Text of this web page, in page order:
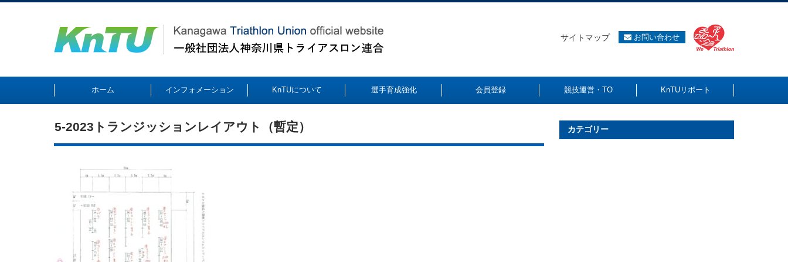
サイトマップ お問い合わせ
ホーム インフォメーション KnTUについて 選手育成強化 会員登録 競技運営・TO KnTUリポート
5-2023トランジッションレイアウト（暫定） カテゴリー